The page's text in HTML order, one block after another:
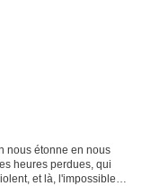
nous étonne en nous
heures perdues, qui
et là, l'impossible